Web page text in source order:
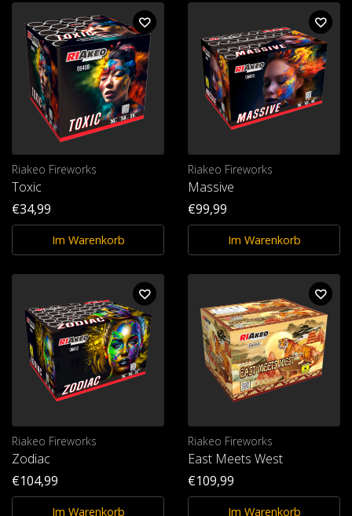
Riakeo Fireworks
Toxic
€34,99
Im Warenkorb
Riakeo Fireworks
Massive
€99,99
Im Warenkorb
Riakeo Fireworks
Zodiac
€104,99
Im Warenkorb
Riakeo Fireworks
East Meets West
€109,99
Im Warenkorb